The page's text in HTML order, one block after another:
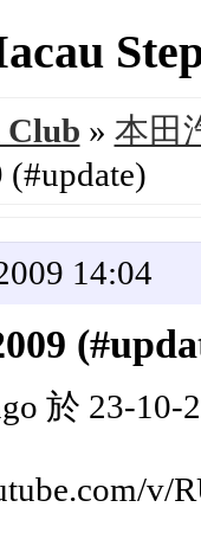
Club » 本田
(#update)
14:04
於 23-10-
v/